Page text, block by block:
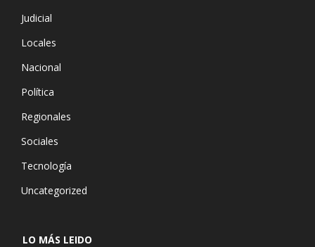
Judicial
Locales
Nacional
Política
Regionales
Sociales
Tecnología
Uncategorized
LO MÁS LEIDO